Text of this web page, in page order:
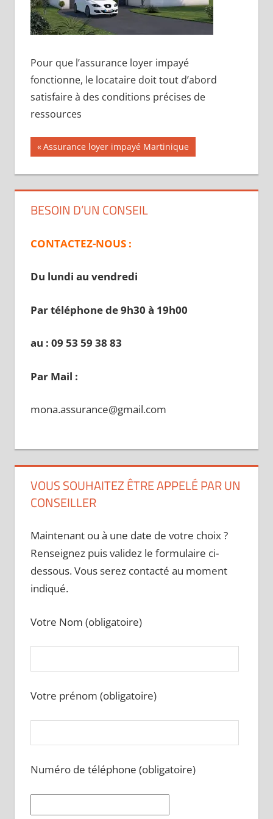
Pour que l’assurance loyer impayé
fonctionne, le locataire doit tout d’abord
satisfaire à des conditions précises de
ressources
Navigation
de
l’article
Publication
précédente :
Assurance loyer impayé Martinique
BESOIN D’UN CONSEIL
CONTACTEZ-NOUS :
Du lundi au vendredi
Par téléphone de 9h30 à 19h00
au : 09 53 59 38 83
Par Mail :
mona.assurance@gmail.com
VOUS SOUHAITEZ ÊTRE APPELÉ PAR UN
CONSEILLER
Maintenant ou à une date de votre choix ?
Renseignez puis validez le formulaire ci-
dessous. Vous serez contacté au moment
indiqué.
Votre Nom (obligatoire)
Votre prénom (obligatoire)
Numéro de téléphone (obligatoire)